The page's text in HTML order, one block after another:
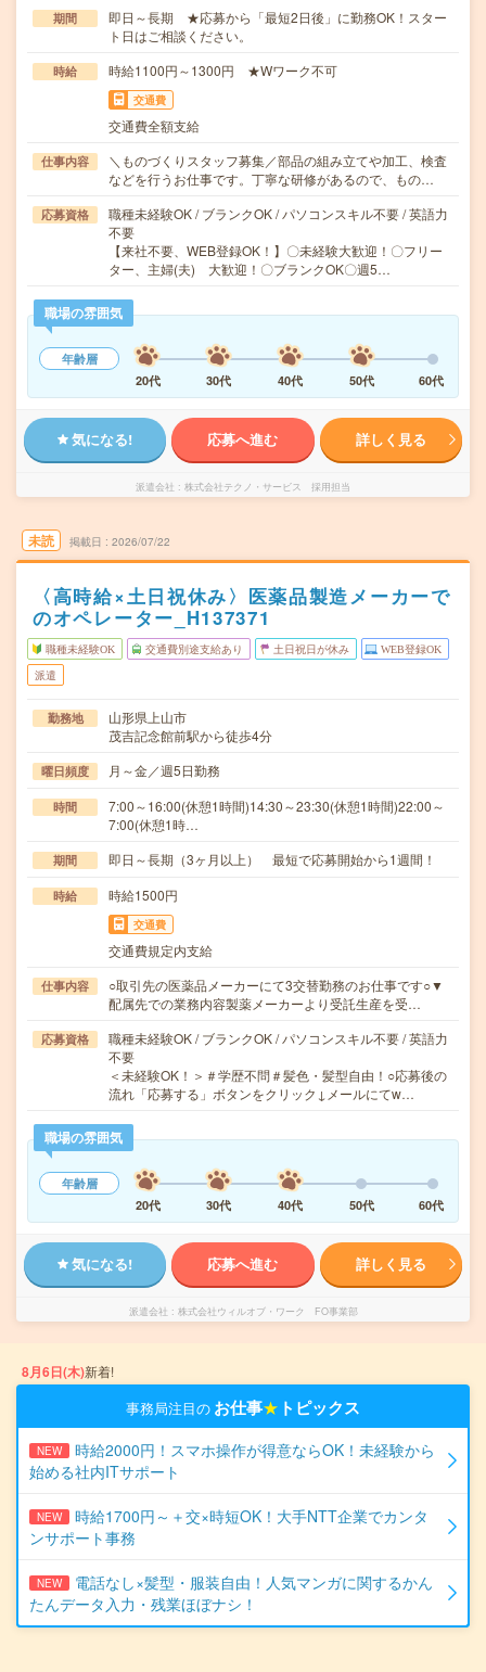
期間
即日～長期 ★応募から「最短2日後」に勤務OK！スター
ト日はご相談ください。
時給 時給1100円～1300円 ★Wワーク不可
交通費
交通費全額支給
仕事内容
＼ものづくりスタッフ募集／部品の組み立てや加工、検査
などを行うお仕事です。丁寧な研修があるので、もの…
応募資格
職種未経験OK / ブランクOK / パソコンスキル不要 / 英語力
不要
【来社不要、WEB登録OK！】〇未経験大歓迎！〇フリー
ター、主婦(夫) 大歓迎！〇ブランクOK〇週5…
職場の雰囲気
年齢層
20代
30代 40代 50代 60代
気になる! 応募へ進む 詳しく見る
派遣会社 株式会社テクノ・サービス 採用担当
未読 掲載日 2026/07/22
〈高時給×土日祝休み〉医薬品製造メーカーで
のオペレーター_H137371
職種未経験OK 交通費別途支給あり 土日祝日が休み WEB登録OK
派遣
勤務地
山形県上山市
茂吉記念館前駅から徒歩4分
曜日頻度 月～金／週5日勤務
時間
7:00～16:00(休憩1時間)14:30～23:30(休憩1時間)22:00～
7:00(休憩1時…
期間 即日～長期（3ヶ月以上） 最短で応募開始から1週間！
時給 時給1500円
交通費
交通費規定内支給
仕事内容
○取引先の医薬品メーカーにて3交替勤務のお仕事です○▼
配属先での業務内容製薬メーカーより受託生産を受…
応募資格
職種未経験OK / ブランクOK / パソコンスキル不要 / 英語力
不要
＜未経験OK！＞＃学歴不問＃髪色・髪型自由！○応募後の
流れ「応募する」ボタンをクリック↓メールにてw…
職場の雰囲気
年齢層
20代
30代 40代 50代 60代
気になる! 応募へ進む 詳しく見る
派遣会社 株式会社ウィルオブ・ワーク FO事業部
8月6日(木)新着!
事務局注目の お仕事★ トピックス
NEW
時給2000円！スマホ操作が得意ならOK！未経験から
始める社内ITサポート
NEW
時給1700円～＋交×時短OK！大手NTT企業でカンタ
ンサポート事務
NEW
電話なし×髪型・服装自由！人気マンガに関するかん
たんデータ入力・残業ほぼナシ！